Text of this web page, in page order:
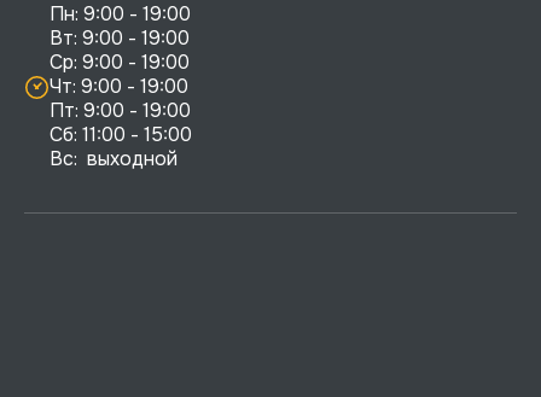
Пн: 9:00 - 19:00
Вт: 9:00 - 19:00
Ср: 9:00 - 19:00
Чт: 9:00 - 19:00
Пт: 9:00 - 19:00
Сб: 11:00 - 15:00
Вс:  выходной